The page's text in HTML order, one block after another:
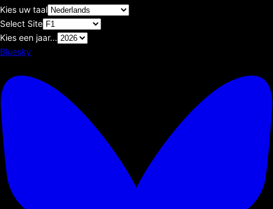
Kies uw taal
Select Site
Kies een jaar...
Bluesky